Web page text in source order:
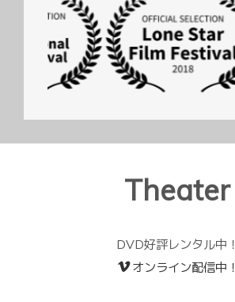
Theater
DVD好評レンタル中！
オンライン配信中！